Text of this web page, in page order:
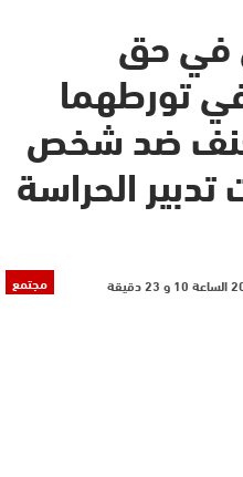
في حق
تورطهما
ضد شخص
الحراسة
مجتمع